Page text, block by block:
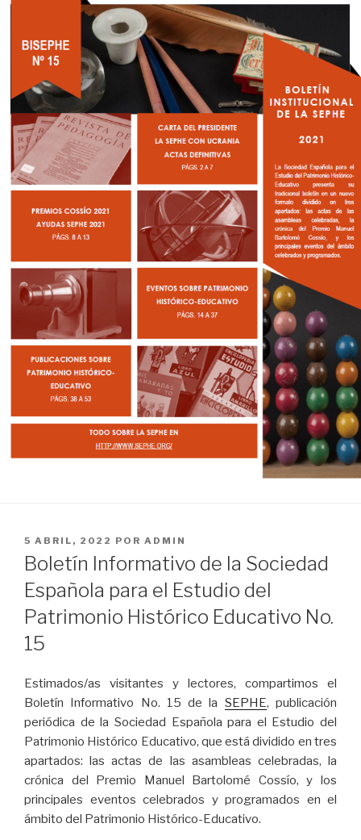
PUBLICADO
EL
5 ABRIL, 2022 POR ADMIN
Boletín Informativo de la Sociedad
Española para el Estudio del
Patrimonio Histórico Educativo No.
15
Estimados/as visitantes y lectores, compartimos el
Boletín Informativo No. 15 de la SEPHE, publicación
periódica de la Sociedad Española para el Estudio del
Patrimonio Histórico Educativo, que está dividido en tres
apartados: las actas de las asambleas celebradas, la
crónica del Premio Manuel Bartolomé Cossío, y los
principales eventos celebrados y programados en el
ámbito del Patrimonio Histórico-Educativo.